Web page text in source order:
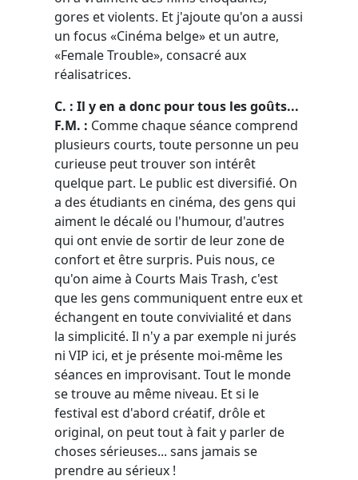
gores et violents. Et j'ajoute qu'on a aussi
un focus «Cinéma belge» et un autre,
«Female Trouble», consacré aux
réalisatrices.
C. : Il y en a donc pour tous les goûts...
F.M. : Comme chaque séance comprend
plusieurs courts, toute personne un peu
curieuse peut trouver son intérêt
quelque part. Le public est diversifié. On
a des étudiants en cinéma, des gens qui
aiment le décalé ou l'humour, d'autres
qui ont envie de sortir de leur zone de
confort et être surpris. Puis nous, ce
qu'on aime à Courts Mais Trash, c'est
que les gens communiquent entre eux et
échangent en toute convivialité et dans
la simplicité. Il n'y a par exemple ni jurés
ni VIP ici, et je présente moi-même les
séances en improvisant. Tout le monde
se trouve au même niveau. Et si le
festival est d'abord créatif, drôle et
original, on peut tout à fait y parler de
choses sérieuses... sans jamais se
prendre au sérieux !